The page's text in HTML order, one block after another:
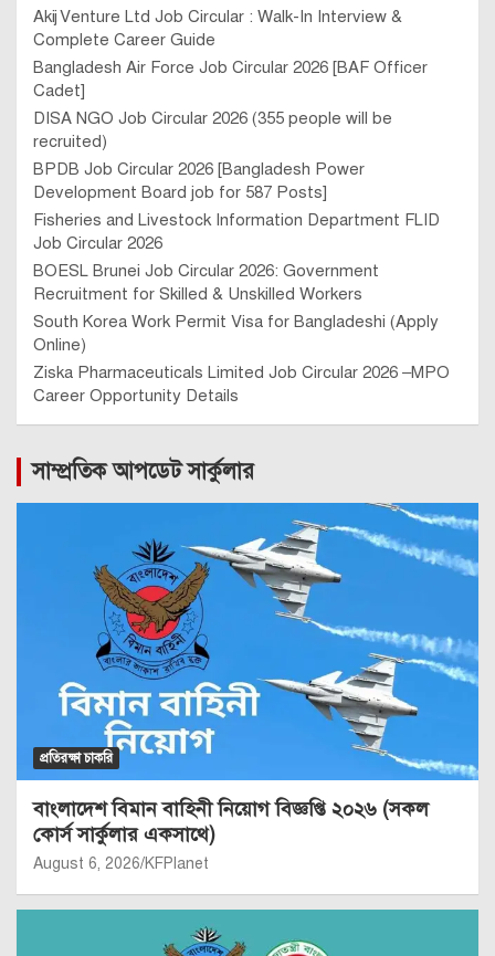
Akij Venture Ltd Job Circular : Walk-In Interview &
Complete Career Guide
Bangladesh Air Force Job Circular 2026 [BAF Officer
Cadet]
DISA NGO Job Circular 2026 (355 people will be
recruited)
BPDB Job Circular 2026 [Bangladesh Power
Development Board job for 587 Posts]
Fisheries and Livestock Information Department FLID
Job Circular 2026
BOESL Brunei Job Circular 2026: Government
Recruitment for Skilled & Unskilled Workers
South Korea Work Permit Visa for Bangladeshi (Apply
Online)
Ziska Pharmaceuticals Limited Job Circular 2026 –MPO
Career Opportunity Details
সাম্প্রতিক আপডেট সার্কুলার
প্রতিরক্ষা চাকরি
বাংলাদেশ বিমান বাহিনী নিয়োগ বিজ্ঞপ্তি ২০২৬ (সকল
কোর্স সার্কুলার একসাথে)
August 6, 2026 KFPlanet